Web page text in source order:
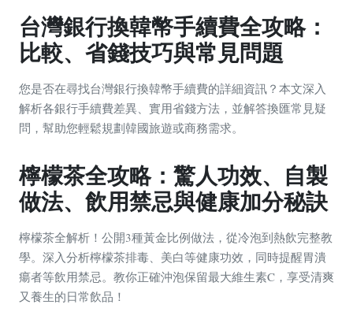
台灣銀行換韓幣手續費全攻略：
比較、省錢技巧與常見問題
您是否在尋找台灣銀行換韓幣手續費的詳細資訊？本文深入
解析各銀行手續費差異、實用省錢方法，並解答換匯常見疑
問，幫助您輕鬆規劃韓國旅遊或商務需求。
檸檬茶全攻略：驚人功效、自製
做法、飲用禁忌與健康加分秘訣
檸檬茶全解析！公開3種黃金比例做法，從冷泡到熱飲完整教
學。深入分析檸檬茶排毒、美白等健康功效，同時提醒胃潰
瘍者等飲用禁忌。教你正確沖泡保留最大維生素C，享受清爽
又養生的日常飲品！